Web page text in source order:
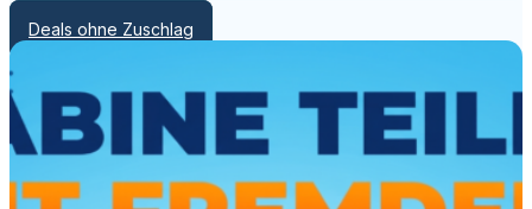
Deals ohne Zuschlag